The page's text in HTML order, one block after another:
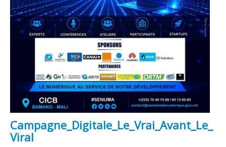
Campagne_Digitale_Le_Vrai_Avant_Le_
Viral